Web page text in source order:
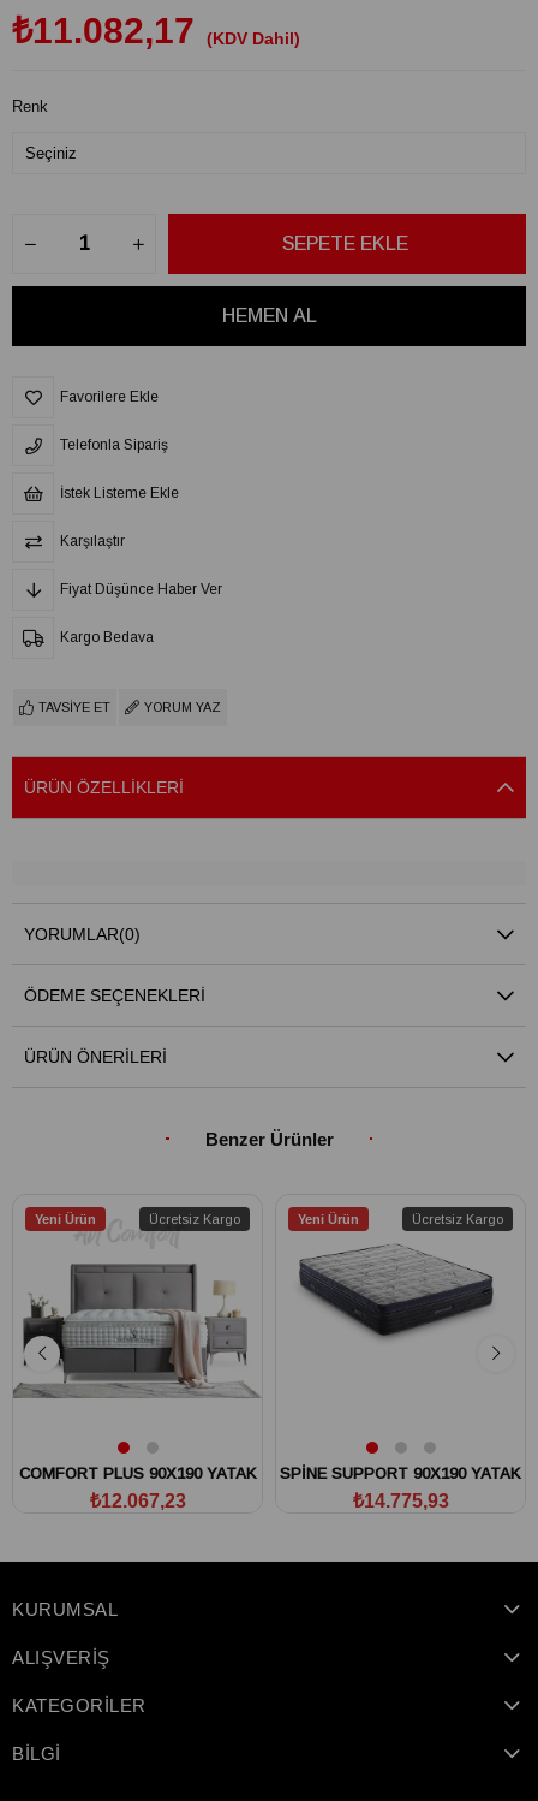
₺11.082,17 (KDV Dahil)
Renk
Favorilere Ekle
Telefonla Sipariş
İstek Listeme Ekle
Karşılaştır
Fiyat Düşünce Haber Ver
Kargo Bedava
TAVSIYE ET YORUM YAZ
ÜRÜN ÖZELLIKLERI
YORUMLAR(0)
ÖDEME SEÇENEKLERI
ÜRÜN ÖNERILERI
Benzer Ürünler
Yeni Ürün Ücretsiz Kargo
COMFORT PLUS 90X190 YATAK
₺12.067,23
Yeni Ürün Ücretsiz Kargo
SPİNE SUPPORT 90X190 YATAK
₺14.775,93
KURUMSAL
ALIŞVERİŞ
KATEGORİLER
BİLGİ